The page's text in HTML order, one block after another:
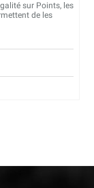
sur Points, les
de les